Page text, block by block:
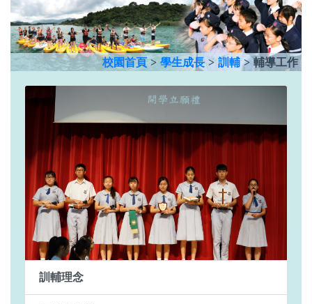
校園首頁 > 學生成長 > 訓輔 > 輔導工作
訓輔理念